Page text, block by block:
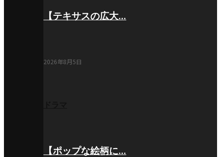
【テキサスの広大…
2026年8月5日
【ポップな絵柄に…